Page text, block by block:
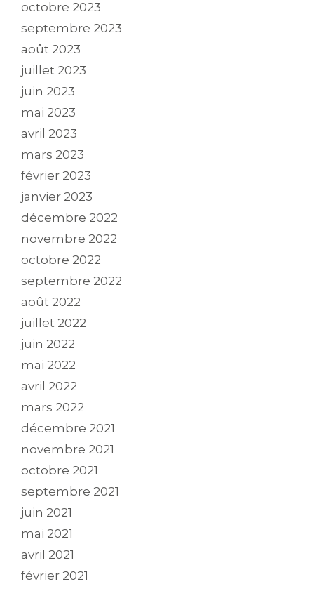
octobre 2023
septembre 2023
août 2023
juillet 2023
juin 2023
mai 2023
avril 2023
mars 2023
février 2023
janvier 2023
décembre 2022
novembre 2022
octobre 2022
septembre 2022
août 2022
juillet 2022
juin 2022
mai 2022
avril 2022
mars 2022
décembre 2021
novembre 2021
octobre 2021
septembre 2021
juin 2021
mai 2021
avril 2021
février 2021